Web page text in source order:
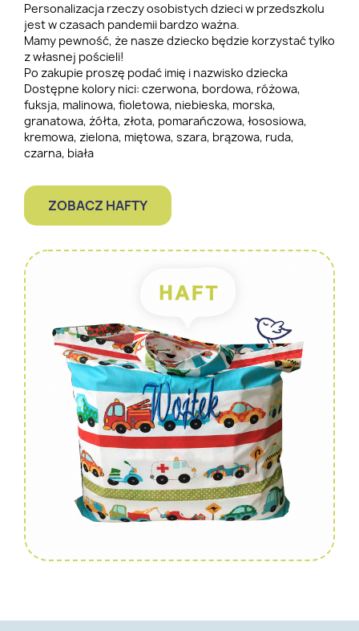
Personalizacja rzeczy osobistych dzieci w przedszkolu
jest w czasach pandemii bardzo ważna.
Mamy pewność, że nasze dziecko będzie korzystać tylko
z własnej pościeli!
Po zakupie proszę podać imię i nazwisko dziecka
Dostępne kolory nici: czerwona, bordowa, różowa,
fuksja, malinowa, fioletowa, niebieska, morska,
granatowa, żółta, złota, pomarańczowa, łososiowa,
kremowa, zielona, miętowa, szara, brązowa, ruda,
czarna, biała
ZOBACZ HAFTY